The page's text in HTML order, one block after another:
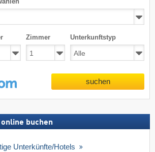
Zimmer Unterkunftstyp
suchen
buchen
Unterkünfte/Hotels